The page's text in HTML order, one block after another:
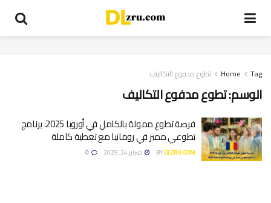
Home Tag تطوع مدفوع التكاليف
الوسم:تطوع مدفوع التكاليف
فرصة تطوع ممولة بالكامل في أوروبا 2025: برنامج
تطوعي مميز في رومانيا مع تغطية كاملة
BYDLZRU.COM فبراير 24, 2025